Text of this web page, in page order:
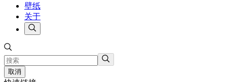
壁纸
关于
取消